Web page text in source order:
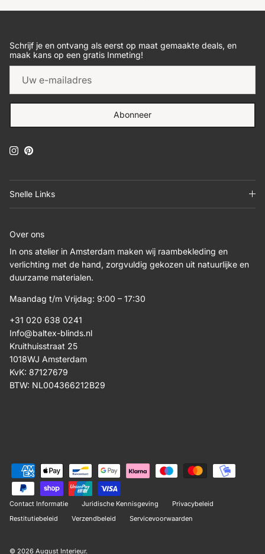
Schrijf je en ontvang als eerst op maat gemaakte deals, en
maak kans op een gratis Inmeting!
Abonneer
Instagram
Pinterest
Snelle Links
Over ons
In ons atelier in Amsterdam maken wij raambekleding en
verlichting met de hand, zorgvuldig gekozen uit natuurlijke en
duurzame materialen.
Maandag t/m Vrijdag: 9:00 – 17:30
+31 020 638 0241
Info@baltex-blinds.nl
Kruithuisstraat 25
1018WJ Amsterdam
KvK: 87127679
BTW: NL004366212B29
Contact Informatie Juridische Kennisgeving
Privacybeleid
Restitutiebeleid
Verzendbeleid Servicevoorwaarden
© 2026 August Interieur.